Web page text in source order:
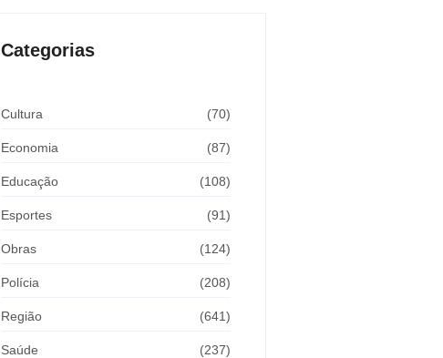
Categorias
Cultura (70)
Economia (87)
Educação (108)
Esportes (91)
Obras (124)
Polícia (208)
Região (641)
Saúde (237)